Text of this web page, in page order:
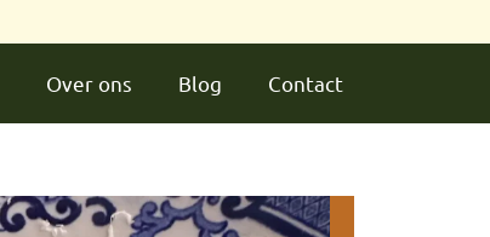
Over ons Blog Contact